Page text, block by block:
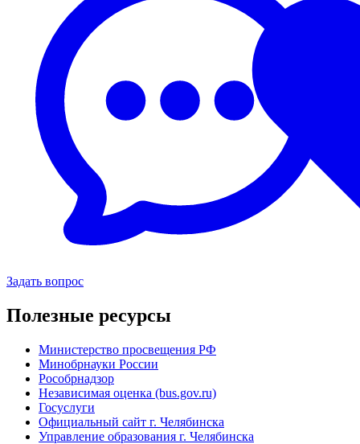
Задать вопрос
Полезные ресурсы
Министерство просвещения РФ
Минобрнауки России
Рособрнадзор
Независимая оценка (bus.gov.ru)
Госуслуги
Официальный сайт г. Челябинска
Управление образования г. Челябинска